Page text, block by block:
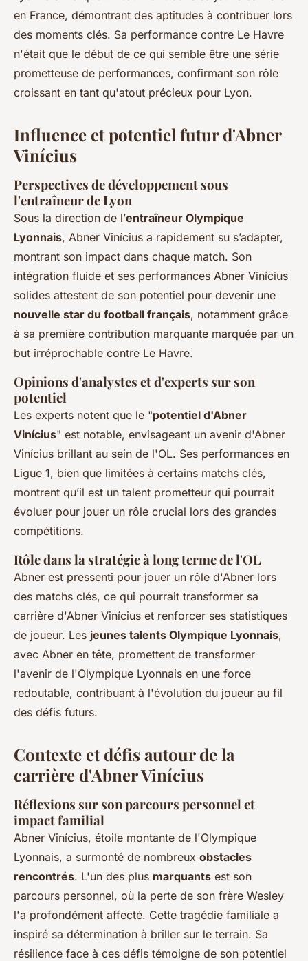
en France, démontrant des aptitudes à contribuer lors
des moments clés. Sa performance contre Le Havre
n'était que le début de ce qui semble être une série
prometteuse de performances, confirmant son rôle
croissant en tant qu'atout précieux pour Lyon.
Influence et potentiel futur d'Abner
Vinícius
Perspectives de développement sous
l'entraîneur de Lyon
Sous la direction de l’entraîneur Olympique
Lyonnais, Abner Vinícius a rapidement su s’adapter,
montrant son impact dans chaque match. Son
intégration fluide et ses performances Abner Vinícius
solides attestent de son potentiel pour devenir une
nouvelle star du football français, notamment grâce
à sa première contribution marquante marquée par un
but irréprochable contre Le Havre.
Opinions d'analystes et d'experts sur son
potentiel
Les experts notent que le "potentiel d'Abner
Vinícius" est notable, envisageant un avenir d'Abner
Vinícius brillant au sein de l'OL. Ses performances en
Ligue 1, bien que limitées à certains matchs clés,
montrent qu’il est un talent prometteur qui pourrait
évoluer pour jouer un rôle crucial lors des grandes
compétitions.
Rôle dans la stratégie à long terme de l'OL
Abner est pressenti pour jouer un rôle d'Abner lors
des matchs clés, ce qui pourrait transformer sa
carrière d'Abner Vinícius et renforcer ses statistiques
de joueur. Les jeunes talents Olympique Lyonnais,
avec Abner en tête, promettent de transformer
l'avenir de l'Olympique Lyonnais en une force
redoutable, contribuant à l'évolution du joueur au fil
des défis futurs.
Contexte et défis autour de la
carrière d'Abner Vinícius
Réflexions sur son parcours personnel et
impact familial
Abner Vinícius, étoile montante de l'Olympique
Lyonnais, a surmonté de nombreux obstacles
rencontrés. L'un des plus marquants est son
parcours personnel, où la perte de son frère Wesley
l'a profondément affecté. Cette tragédie familiale a
inspiré sa détermination à briller sur le terrain. Sa
résilience face à ces défis témoigne de son potentiel